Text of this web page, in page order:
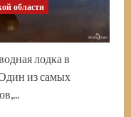
области
лодка в
из самых